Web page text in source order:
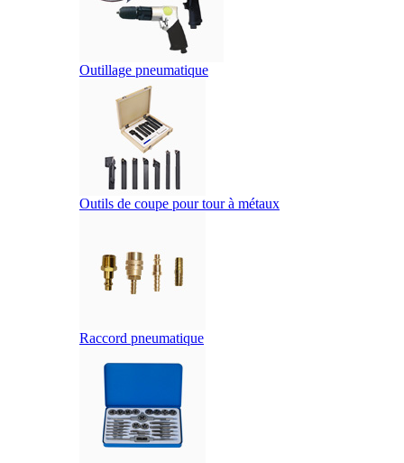
Outillage pneumatique
Outils de coupe pour tour à métaux
Raccord pneumatique